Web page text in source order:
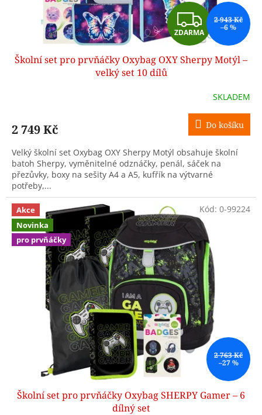
Z
D
A
R
M
A
ZDARMA
2 943 Kč
–6 %
Školní set pro prvňáčky Oxybag OXY Sherpy Motýl –
velký set 10 dílů
SKLADEM
2 749 Kč Do košíku
Velký školní set Oxybag OXY Sherpy Motýl obsahuje školní
batoh Sherpy, vyměnitelné odznáčky, penál, sáček na
přezůvky, boxy na sešity A4 a A5, kufřík na výtvarné
potřeby,...
Akce
Novinka
pro prvňáčky
2 763 Kč
–27 %
Školní set pro prvňáčky Oxybag SHERPY Gamer – 6
dílný set
Kód: 0-99224